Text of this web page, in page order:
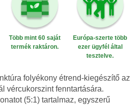
Több mint 60 saját
termék raktáron.
Európa-szerte több
ezer ügyfél által
tesztelve.
folyékony étrend-kiegészítő az
vércukorszint fenntartására.
(5:1) tartalmaz, egyszerű